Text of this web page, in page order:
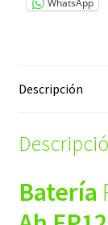
Descripción
Batería